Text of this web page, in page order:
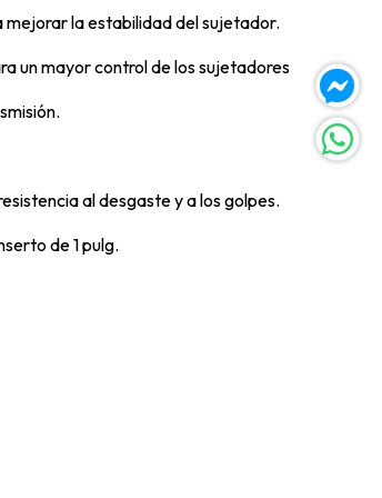
la estabilidad del sujetador.
un mayor control de los sujetadores
al desgaste y a los golpes.
de 1 pulg.